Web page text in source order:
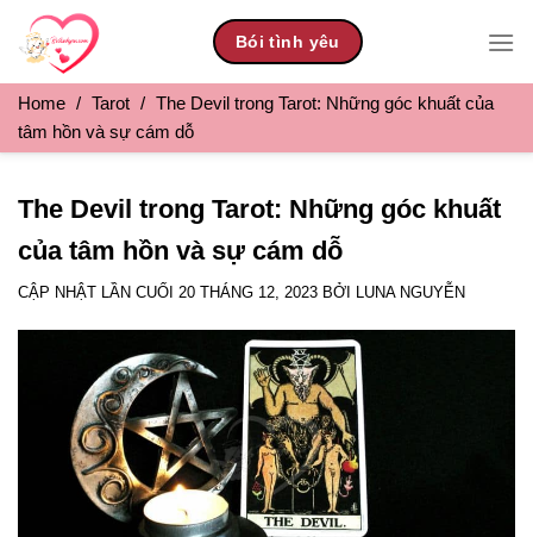
content
Bói tình yêu
Home / Tarot / The Devil trong Tarot: Những góc khuất của
tâm hồn và sự cám dỗ
The Devil trong Tarot: Những góc khuất
của tâm hồn và sự cám dỗ
CẬP NHẬT LẦN CUỐI 20 THÁNG 12, 2023 BỞI LUNA NGUYỄN